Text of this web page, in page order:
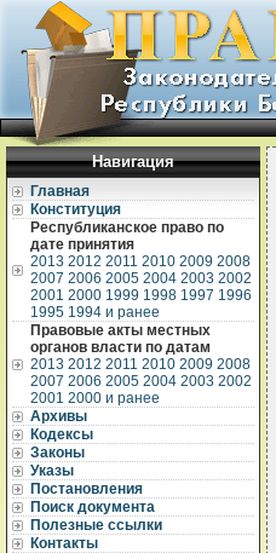
Навигация
Главная
Конституция
Республиканское право по
дате принятия
2013 2012 2011 2010 2009 2008
2007 2006 2005 2004 2003 2002
2001 2000 1999 1998 1997 1996
1995 1994 и ранее
Правовые акты местных
органов власти по датам
2013 2012 2011 2010 2009 2008
2007 2006 2005 2004 2003 2002
2001 2000 и ранее
Архивы
Кодексы
Законы
Указы
Постановления
Поиск документа
Полезные ссылки
Контакты